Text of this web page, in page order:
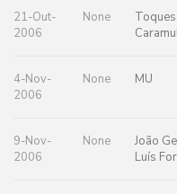
21-Out-
2006
None
4-Nov-
2006
None MU
9-Nov-
2006
None
João
Luís